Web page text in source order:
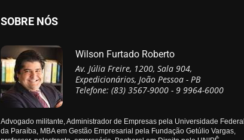
SOBRE NÓS
Wilson Furtado Roberto
Av. Júlia Freire, 1200, Sala 904,
Expedicionários, João Pessoa - PB
Telefone: (83) 3567-9000 - 9 9964-6000
Advogado militante, Administrador de Empresas pela Universidade Federal
da Paraíba, MBA em Gestão Empresarial pela Fundação Getúlio Vargas,